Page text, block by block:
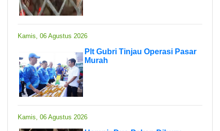
Kamis, 06 Agustus 2026
Plt Gubri Tinjau Operasi Pasar
Murah
Kamis, 06 Agustus 2026